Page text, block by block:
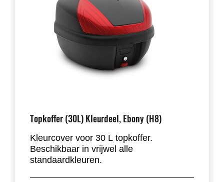
Topkoffer (30L) Kleurdeel, Ebony (H8)
Kleurcover voor 30 L topkoffer.
Beschikbaar in vrijwel alle
standaardkleuren.